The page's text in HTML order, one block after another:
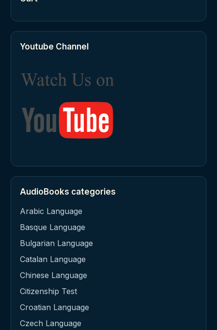
Youtube Channel
AudioBooks categories
Arabic Language
Basque Language
Bulgarian Language
Catalan Language
Chinese Language
Citizenship Test
Croatian Language
Czech Language